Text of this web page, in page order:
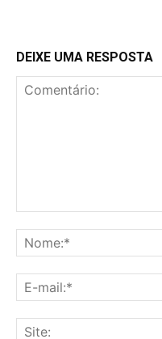
DEIXE UMA RESPOSTA